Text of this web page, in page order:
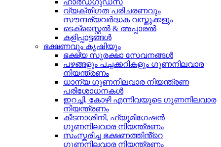
ഹാർഡ്ഗുഡ്സ്
വ്യക്തിഗത പരിചരണവും
സൗന്ദര്യവർദ്ധക വസ്തുക്കളും
ടെക്സ്റ്റൈൽ & അപ്പാരൽ
കളിപ്പാട്ടങ്ങൾ
ഭക്ഷണവും കൃഷിയും
ഭക്ഷ്യ സുരക്ഷാ സേവനങ്ങൾ
പഴങ്ങളും പച്ചക്കറികളും ഗുണനിലവാര
നിയന്ത്രണം
ധാന്യ ഗുണനിലവാര നിയന്ത്രണ
പരിശോധനകൾ
ഇറച്ചി, കോഴി എന്നിവയുടെ ഗുണനിലവാര
നിയന്ത്രണം
കീടനാശിനി, ഫ്യൂമിഗേഷൻ
ഗുണനിലവാര നിയന്ത്രണം
സംസ്കരിച്ച ഭക്ഷണത്തിൻ്റെ
ഗുണനിലവാര നിയന്ത്രണം